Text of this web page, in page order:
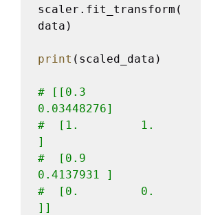
scaler.fit_transform(
data)
print (scaled_data)
# [[0.3
0.03448276]
#  [1.         1.
]
#  [0.9
0.4137931 ]
#  [0.         0.
]]